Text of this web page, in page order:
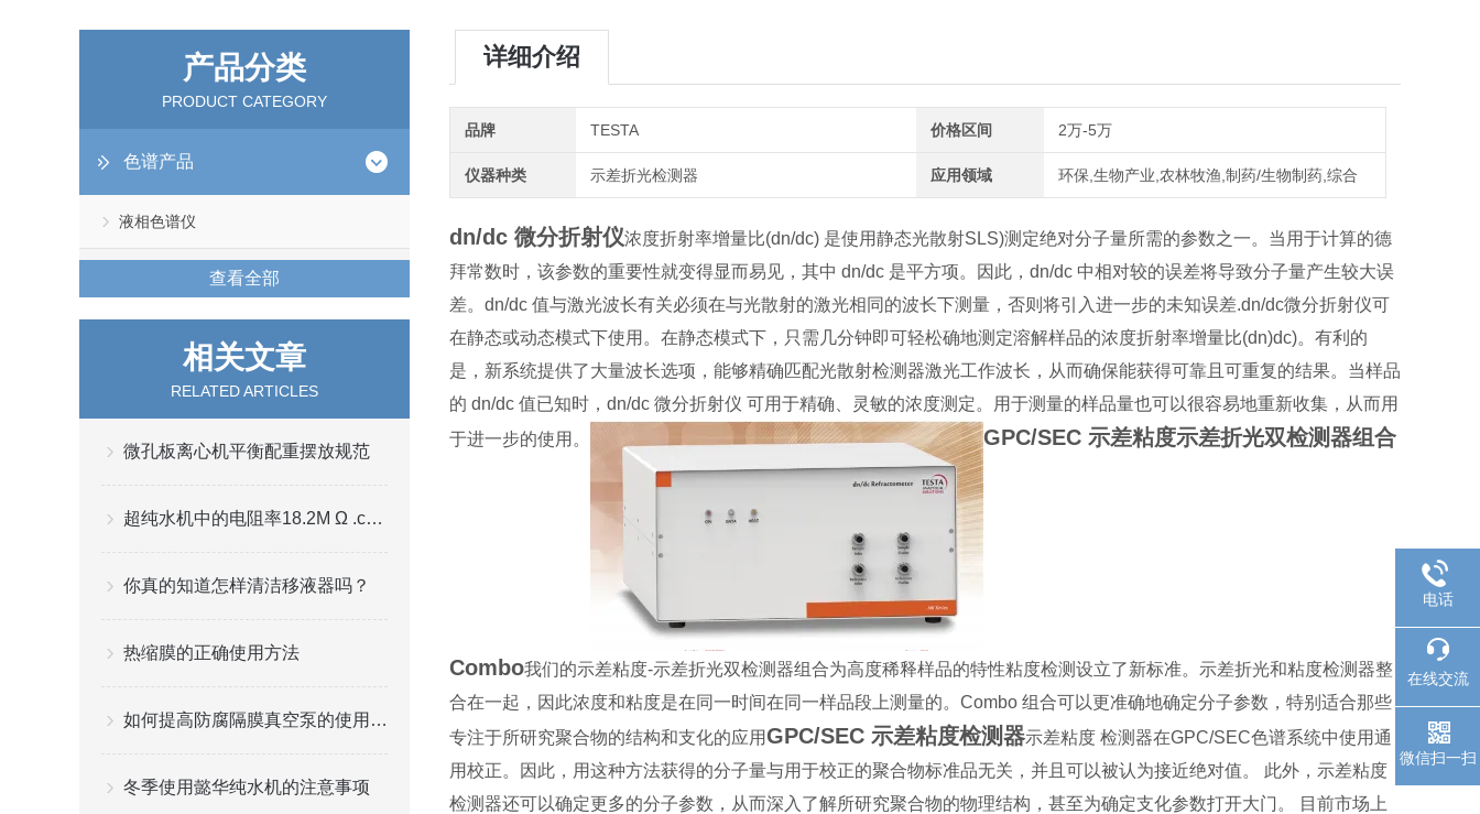
产品分类
PRODUCT CATEGORY
色谱产品
液相色谱仪
查看全部
相关文章
RELATED ARTICLES
微孔板离心机平衡配重摆放规范
超纯水机中的电阻率18.2M Ω .cm的由来和应用
你真的知道怎样清洁移液器吗？
热缩膜的正确使用方法
如何提高防腐隔膜真空泵的使用寿命？
冬季使用懿华纯水机的注意事项
详细介绍
品牌 TESTA 价格区间 2万-5万
仪器种类 示差折光检测器 应用领域 环保,生物产业,农林牧渔,制药/生物制药,综合
dn/dc 微分折射仪浓度折射率增量比(dn/dc) 是使用静态光散射SLS)测定绝对分子量所需的参数之一。当用于计算的德
拜常数时，该参数的重要性就变得显而易见，其中 dn/dc 是平方项。因此，dn/dc 中相对较的误差将导致分子量产生较大误
差。dn/dc 值与激光波长有关必须在与光散射的激光相同的波长下测量，否则将引入进一步的未知误差.dn/dc微分折射仪可
在静态或动态模式下使用。在静态模式下，只需几分钟即可轻松确地测定溶解样品的浓度折射率增量比(dn)dc)。有利的
是，新系统提供了大量波长选项，能够精确匹配光散射检测器激光工作波长，从而确保能获得可靠且可重复的结果。当样品
的 dn/dc 值已知时，dn/dc 微分折射仪 可用于精确、灵敏的浓度测定。用于测量的样品量也可以很容易地重新收集，从而用
于进一步的使用。
GPC/SEC 示差粘度示差折光双检测器组合
Combo我们的示差粘度-示差折光双检测器组合为高度稀释样品的特性粘度检测设立了新标准。示差折光和粘度检测器整
合在一起，因此浓度和粘度是在同一时间在同一样品段上测量的。Combo 组合可以更准确地确定分子参数，特别适合那些
专注于所研究聚合物的结构和支化的应用GPC/SEC 示差粘度检测器示差粘度 检测器在GPC/SEC色谱系统中使用通
用校正。因此，用这种方法获得的分子量与用于校正的聚合物标准品无关，并且可以被认为接近绝对值。 此外，示差粘度
检测器还可以确定更多的分子参数，从而深入了解所研究聚合物的物理结构，甚至为确定支化参数打开大门。 目前市场上
电话
在线交流
微信扫一扫